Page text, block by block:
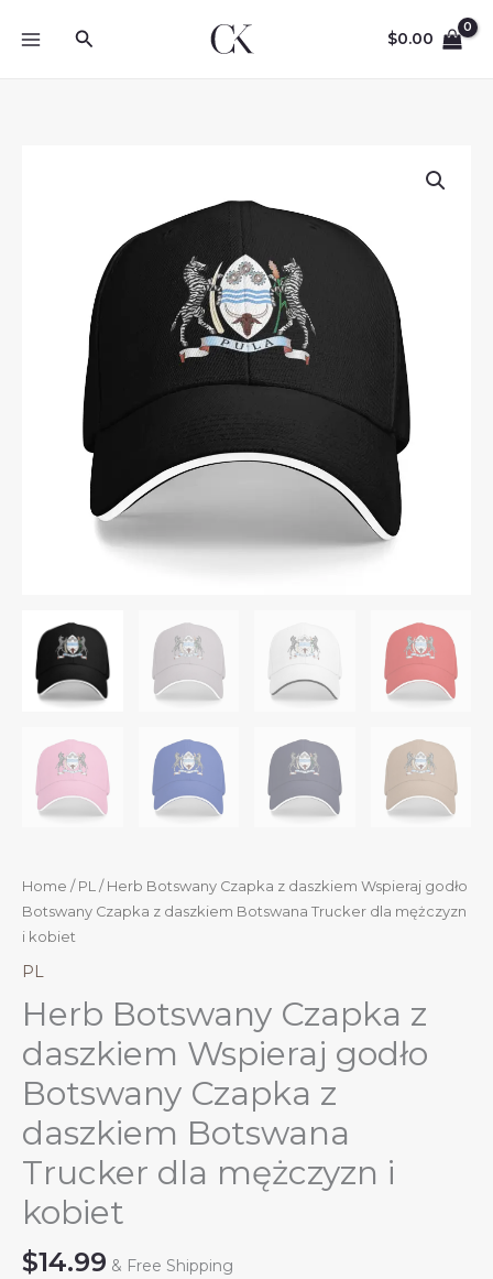
Search $0.00
Home / PL / Herb Botswany Czapka z daszkiem Wspieraj godło
Botswany Czapka z daszkiem Botswana Trucker dla mężczyzn
i kobiet
PL
Herb Botswany Czapka z
daszkiem Wspieraj godło
Botswany Czapka z
daszkiem Botswana
Trucker dla mężczyzn i
kobiet
$14.99 & Free Shipping